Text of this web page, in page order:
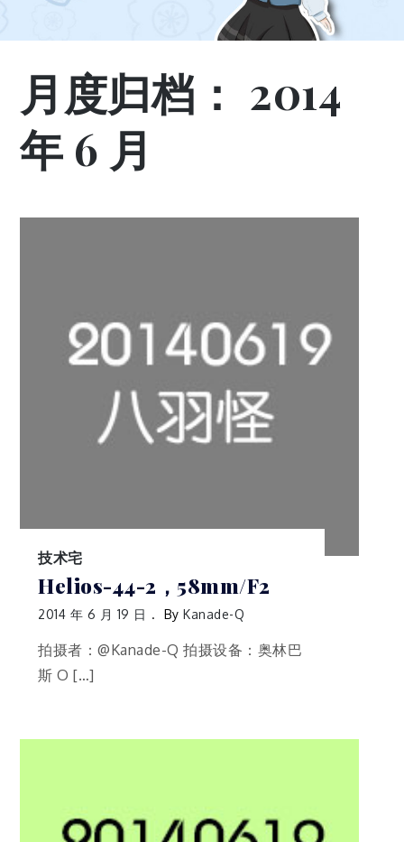
月度归档： 2014
年 6 月
技术宅
Helios-44-2，58mm/F2
2014 年 6 月 19 日 ByKanade-Q
拍摄者：@Kanade-Q 拍摄设备：奥林巴
斯 O […]